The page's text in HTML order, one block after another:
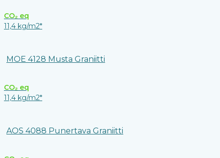
CO₂ eq
11,4 kg/m2*
MOE 4128 Musta Graniitti
CO₂ eq
11,4 kg/m2*
AOS 4088 Punertava Graniitti